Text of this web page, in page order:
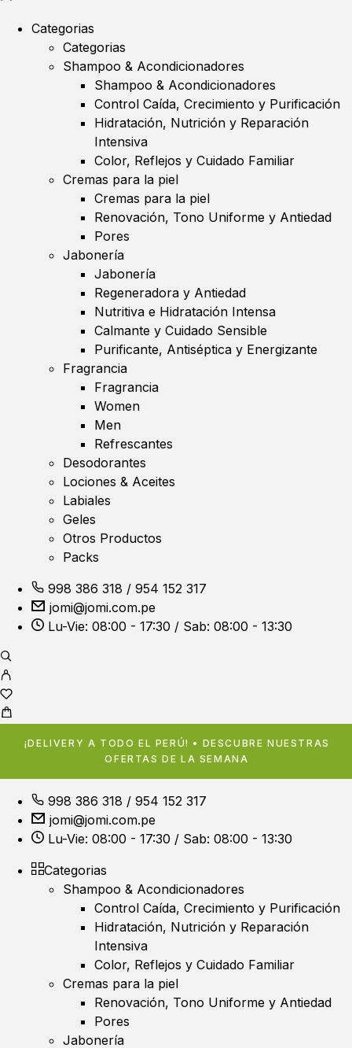
Categorias
Categorias
Shampoo & Acondicionadores
Shampoo & Acondicionadores
Control Caída, Crecimiento y Purificación
Hidratación, Nutrición y Reparación
Intensiva
Color, Reflejos y Cuidado Familiar
Cremas para la piel
Cremas para la piel
Renovación, Tono Uniforme y Antiedad
Pores
Jabonería
Jabonería
Regeneradora y Antiedad
Nutritiva e Hidratación Intensa
Calmante y Cuidado Sensible
Purificante, Antiséptica y Energizante
Fragrancia
Fragrancia
Women
Men
Refrescantes
Desodorantes
Lociones & Aceites
Labiales
Geles
Otros Productos
Packs
998 386 318 / 954 152 317
jomi@jomi.com.pe
Lu-Vie: 08:00 - 17:30 / Sab: 08:00 - 13:30
¡DELIVERY A TODO EL PERÚ! • DESCUBRE NUESTRAS
OFERTAS DE LA SEMANA
998 386 318 / 954 152 317
jomi@jomi.com.pe
Lu-Vie: 08:00 - 17:30 / Sab: 08:00 - 13:30
Categorias
Shampoo & Acondicionadores
Control Caída, Crecimiento y Purificación
Hidratación, Nutrición y Reparación
Intensiva
Color, Reflejos y Cuidado Familiar
Cremas para la piel
Renovación, Tono Uniforme y Antiedad
Pores
Jabonería